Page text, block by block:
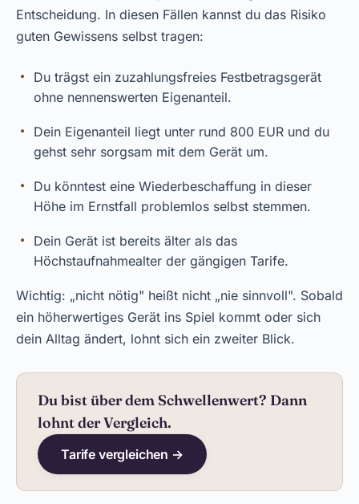
Entscheidung. In diesen Fällen kannst du das Risiko
guten Gewissens selbst tragen:
Du trägst ein zuzahlungsfreies Festbetragsgerät
ohne nennenswerten Eigenanteil.
Dein Eigenanteil liegt unter rund 800 EUR und du
gehst sehr sorgsam mit dem Gerät um.
Du könntest eine Wiederbeschaffung in dieser
Höhe im Ernstfall problemlos selbst stemmen.
Dein Gerät ist bereits älter als das
Höchstaufnahmealter der gängigen Tarife.
Wichtig: „nicht nötig" heißt nicht „nie sinnvoll". Sobald
ein höherwertiges Gerät ins Spiel kommt oder sich
dein Alltag ändert, lohnt sich ein zweiter Blick.
Du bist über dem Schwellenwert? Dann
lohnt der Vergleich.
Tarife vergleichen →